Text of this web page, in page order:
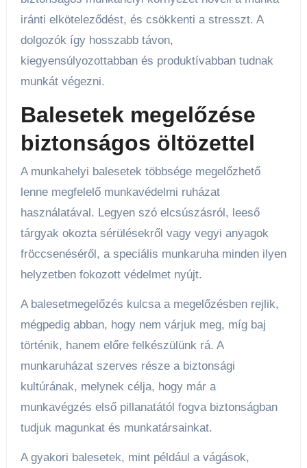
iránti elköteleződést, és csökkenti a stresszt. A
dolgozók így hosszabb távon,
kiegyensúlyozottabban és produktívabban tudnak
munkát végezni.
Balesetek megelőzése
biztonságos öltözettel
A munkahelyi balesetek többsége megelőzhető
lenne megfelelő munkavédelmi ruházat
használatával. Legyen szó elcsúszásról, leeső
tárgyak okozta sérülésekről vagy vegyi anyagok
fröccsenéséről, a speciális munkaruha minden ilyen
helyzetben fokozott védelmet nyújt.
A balesetmegelőzés kulcsa a megelőzésben rejlik,
mégpedig abban, hogy nem várjuk meg, míg baj
történik, hanem előre felkészülünk rá. A
munkaruházat szerves része a biztonsági
kultúrának, melynek célja, hogy már a
munkavégzés első pillanatától fogva biztonságban
tudjuk magunkat és munkatársainkat.
A gyakori balesetek, mint például a vágások,